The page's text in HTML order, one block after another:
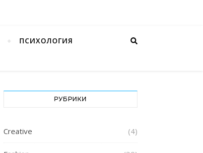
ПСИХОЛОГИЯ
РУБРИКИ
Creative (4)